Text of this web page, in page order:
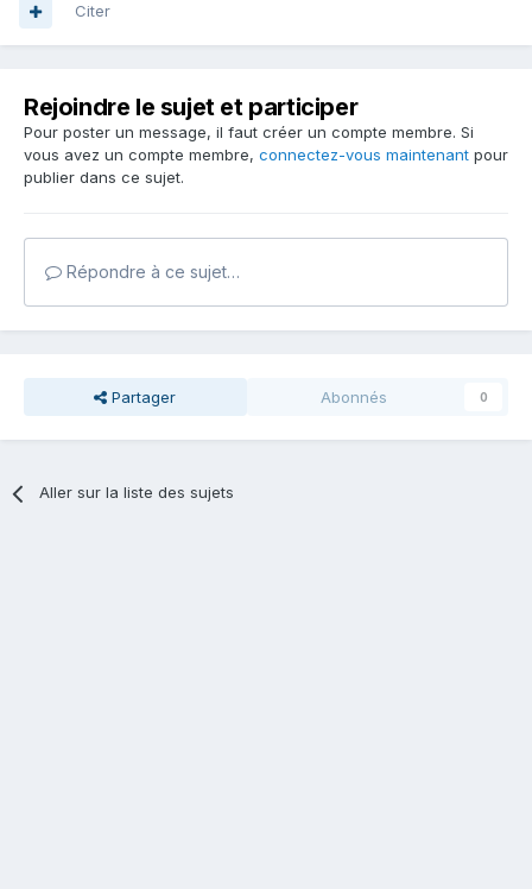
Citer
Rejoindre le sujet et participer
Pour poster un message, il faut créer un compte membre. Si
vous avez un compte membre, connectez-vous maintenant pour
publier dans ce sujet.
Répondre à ce sujet…
Partager Abonnés 0
Aller sur la liste des sujets